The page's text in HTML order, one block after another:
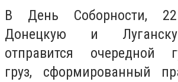
В День Соборности,
Донецкую и
отправится очередной
груз, сформированный